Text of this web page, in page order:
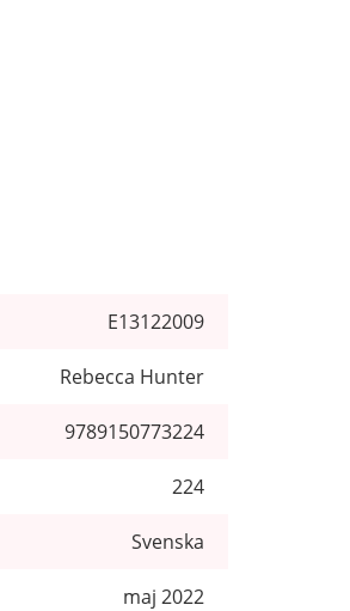
E13122009
Rebecca Hunter
9789150773224
224
Svenska
maj 2022